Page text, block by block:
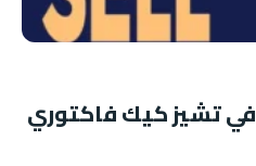
تحليل صفقة Insider في تشيز كيك فاكتوري